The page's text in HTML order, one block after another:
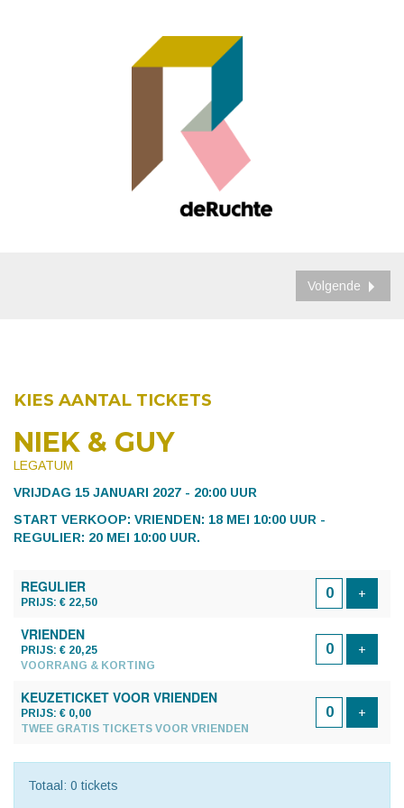
Volgende
KIES AANTAL TICKETS
NIEK & GUY
LEGATUM
VRIJDAG 15 JANUARI 2027 - 20:00 UUR
START VERKOOP: VRIENDEN: 18 MEI 10:00 UUR -
REGULIER: 20 MEI 10:00 UUR.
TICKETS
REGULIER
PRIJS: € 22,50
+
VRIENDEN
PRIJS: € 20,25
VOORRANG & KORTING
+
KEUZETICKET VOOR VRIENDEN
PRIJS: € 0,00
TWEE GRATIS TICKETS VOOR VRIENDEN
+
Totaal: 0 tickets